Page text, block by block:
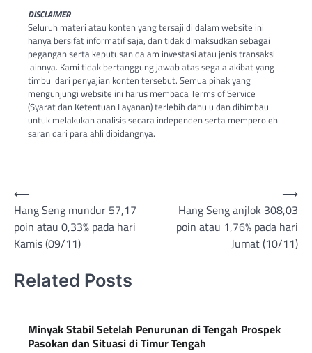
DISCLAIMER
Seluruh materi atau konten yang tersaji di dalam website ini
hanya bersifat informatif saja, dan tidak dimaksudkan sebagai
pegangan serta keputusan dalam investasi atau jenis transaksi
lainnya. Kami tidak bertanggung jawab atas segala akibat yang
timbul dari penyajian konten tersebut. Semua pihak yang
mengunjungi website ini harus membaca Terms of Service
(Syarat dan Ketentuan Layanan) terlebih dahulu dan dihimbau
untuk melakukan analisis secara independen serta memperoleh
saran dari para ahli dibidangnya.
Post
navigation
⟵
Hang Seng mundur 57,17
poin atau 0,33% pada hari
Kamis (09/11)
Hang Seng anjlok 308,03
poin atau 1,76% pada hari
Jumat (10/11)
⟶
Related Posts
Minyak Stabil Setelah Penurunan di Tengah Prospek
Pasokan dan Situasi di Timur Tengah